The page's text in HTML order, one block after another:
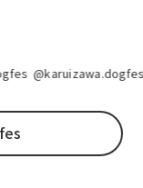
@karuizawa.dogfes